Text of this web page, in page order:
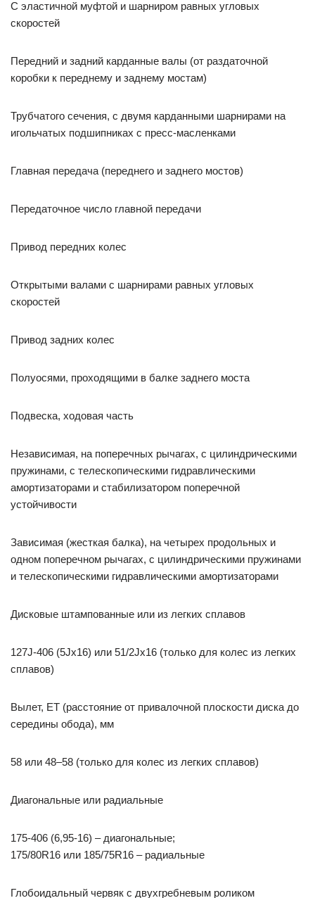
С эластичной муфтой и шарниром равных угловых
скоростей
Передний и задний карданные валы (от раздаточной
коробки к переднему и заднему мостам)
Трубчатого сечения, с двумя карданными шарнирами на
игольчатых подшипниках с пресс-масленками
Главная передача (переднего и заднего мостов)
Передаточное число главной передачи
Привод передних колес
Открытыми валами с шарнирами равных угловых
скоростей
Привод задних колес
Полуосями, проходящими в балке заднего моста
Подвеска, ходовая часть
Независимая, на поперечных рычагах, с цилиндрическими
пружинами, с телескопическими гидравлическими
амортизаторами и стабилизатором поперечной
устойчивости
Зависимая (жесткая балка), на четырех продольных и
одном поперечном рычагах, с цилиндрическими пружинами
и телескопическими гидравлическими амортизаторами
Дисковые штампованные или из легких сплавов
127J-406 (5Jх16) или 51/2Jх16 (только для колес из легких
сплавов)
Вылет, ЕТ (расстояние от привалочной плоскости диска до
середины обода), мм
58 или 48–58 (только для колес из легких сплавов)
Диагональные или радиальные
175-406 (6,95-16) – диагональные;
175/80R16 или 185/75R16 – радиальные
Глобоидальный червяк с двухгребневым роликом